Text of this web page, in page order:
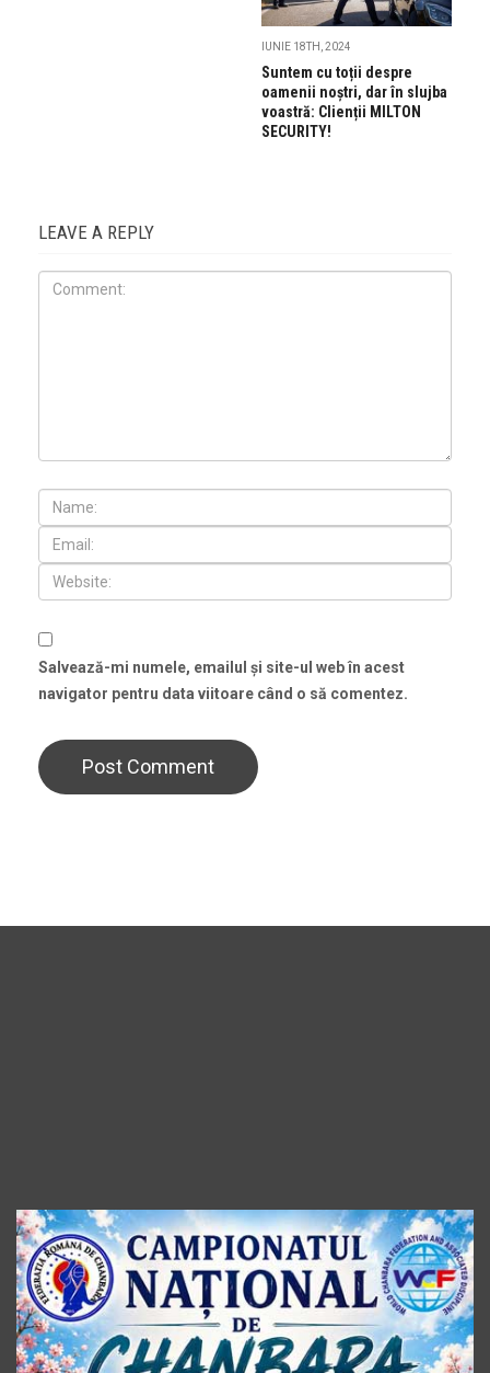
IUNIE 18TH, 2024
Suntem cu toții despre
oamenii noștri, dar în slujba
voastră: Clienții MILTON
SECURITY!
LEAVE A REPLY
Salvează-mi numele, emailul și site-ul web în acest
navigator pentru data viitoare când o să comentez.